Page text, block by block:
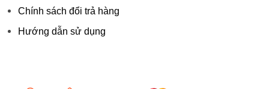
Chính sách đổi trả hàng
Hướng dẫn sử dụng